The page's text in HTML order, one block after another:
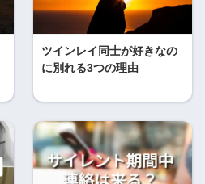
ツインレイ同士が好きなの
に別れる3つの理由